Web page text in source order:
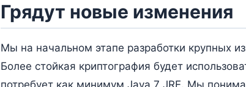
Грядут новые изменения
Мы на начальном этапе разработки крупных
Более стойкая криптография будет
потребует как минимум Java 7 JRE. Мы